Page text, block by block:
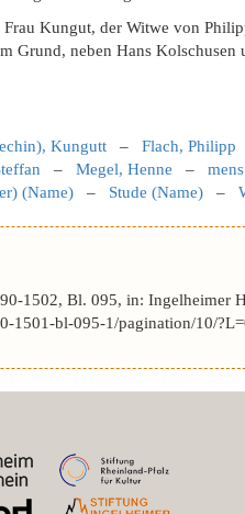
Kungut, der Witwe von
Grund, neben Hans
Kungutt – Flach, Philipp
– Megel, Henne –
(Name) – Stude (Name) –
1502, Bl. 095, in: Ingelheimer
1501-bl-095-1/pagination/10/